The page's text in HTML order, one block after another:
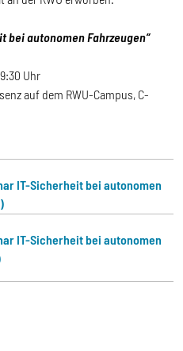
bei autonomen Fahrzeugen“
Uhr
auf dem RWU-Campus, C-
IT-Sicherheit bei autonomen
IT-Sicherheit bei autonomen